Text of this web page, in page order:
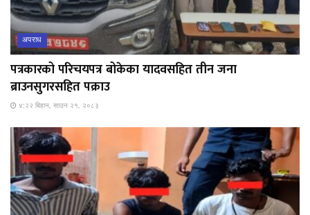
अपराध
पत्रकारको परिचयपत्र बोकेका यादवसहित तीन जना
ब्राउनसुगरसहित पक्राउ
४:२२ बिहान, साउन २१, २०८३